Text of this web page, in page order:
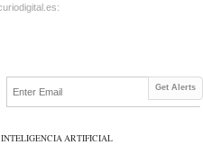
Get Alerts
ARTIFICIAL